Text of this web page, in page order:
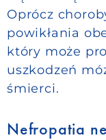
Oprócz
powikłania
który może
uszkodzeń
śmierci.
Nefropatia